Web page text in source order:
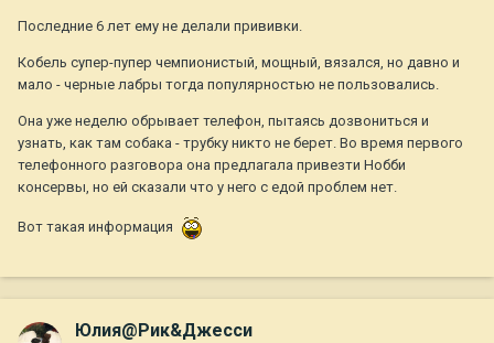
Последние 6 лет ему не делали прививки.
Кобель супер-пупер чемпионистый, мощный, вязался, но давно и
мало - черные лабры тогда популярностью не пользовались.
Она уже неделю обрывает телефон, пытаясь дозвониться и
узнать, как там собака - трубку никто не берет. Во время первого
телефонного разговора она предлагала привезти Нобби
консервы, но ей сказали что у него с едой проблем нет.
Вот такая информация
Юлия@Рик&Джесси